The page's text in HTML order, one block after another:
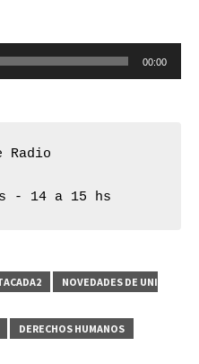
00:00
Radio
- 14 a 15 hs
NOVEDADES DE UNI
DERECHOS HUMANOS